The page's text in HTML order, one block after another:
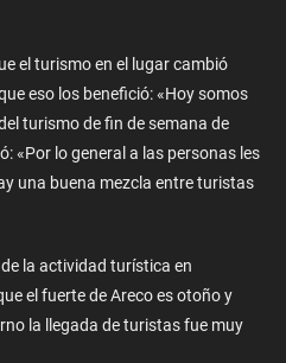
el turismo en el lugar cambió
eso los benefició: «Hoy somos
turismo de fin de semana de
«Por lo general a las personas les
una buena mezcla entre turistas
la actividad turística en
el fuerte de Areco es otoño y
la llegada de turistas fue muy